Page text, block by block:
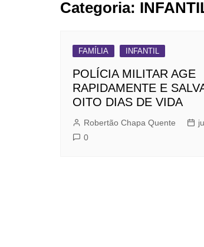
Categoria:
FAMÍLIA INFANTIL
POLÍCIA MILITAR AGE
RAPIDAMENTE E
OITO DIAS DE VIDA
Robertão Chapa Quente
0